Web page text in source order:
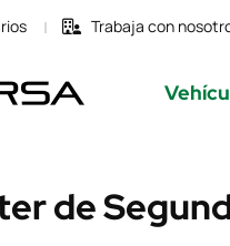
Trabaja con
de